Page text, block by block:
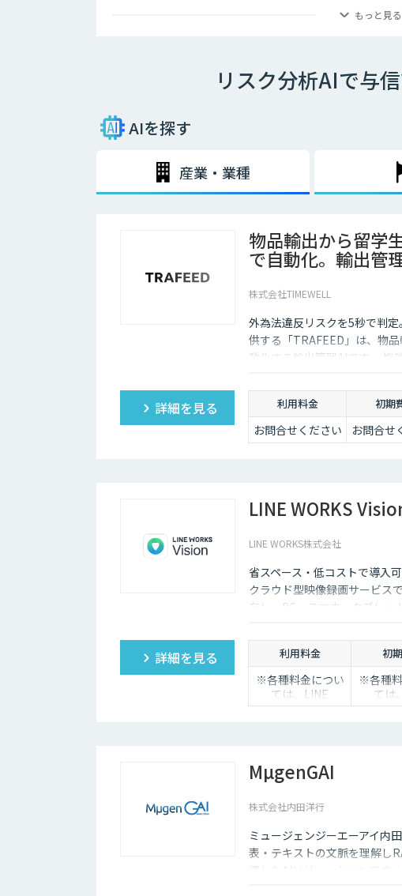
ディープラーニングなど新しいAI技術が登場する今、金融業界では
リスク分析は、データに基づいて自動的に判断するだけでは実際
には、AIシステムの透明性と信頼性の担保する「ホワイトボックス化
もっと見る
リスク分析AIで与
AIを探す
産業・業種
物品輸出から留学
で自動化。輸出管
株式会社TIMEWELL
外為法違反リスクを5秒で判
供する「TRAFEED」は、物
動化する輸出管理AIです 。複
ク分析で目に見えない流出リ
詳細を見る 利用料金 初期
お問合せください お問合せ
LINE WORKS
LINE WORKS株式会社
省スペース・低コストで導入
クラウド型映像録画サービス
存し、PC・スマホ・タブレッ
低コストで導入でき、安定し
詳細を見る 利用料金 初
※各種料金につい
ては、LINE
WORKS Visionの
※各種
ては
MµgenGAI
株式会社内田洋行
ミュージェンジーエーアイ内
表・テキストの文脈を理解し
適したAIソリューションです